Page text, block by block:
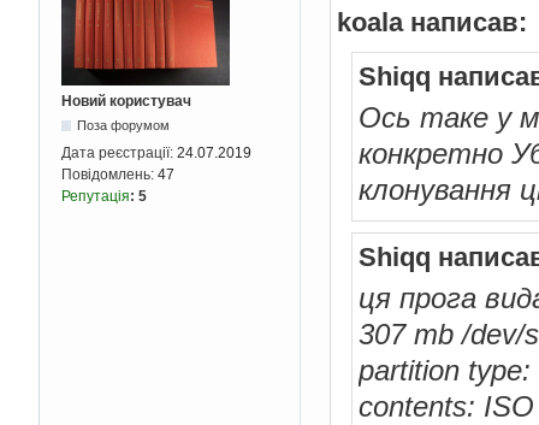
Новий користувач
Поза форумом
Дата реєстрації: 24.07.2019
Повідомлень: 47
Репутація: 5
koala написав:
Shiqq
Ось таке у
конкретно
клонування
Shiqq
ця прога
307 mb /dev/
partition
contents: